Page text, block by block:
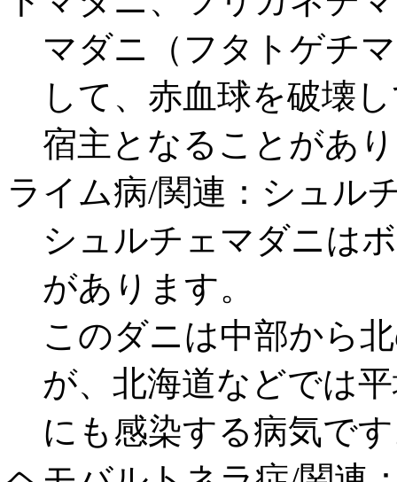
マダニ（フタトゲチ
して、赤血球を破壊
宿主となることがあ
ライム病/関連：シュル
シュルチェマダニは
があります。
このダニは中部から
が、北海道などでは
にも感染する病気で